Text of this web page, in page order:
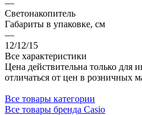
—
Светонакопитель
Габариты в упаковке, см
—
12/12/15
Все характеристики
Цена действительна только для
отличаться от цен в розничных
Все товары категории
Все товары бренда Casio